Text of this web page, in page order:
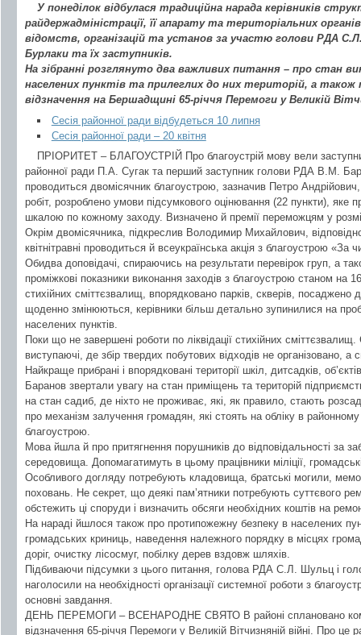
У понеділок відбулася традиційна нарада керівників
райдержадміністрації, її апарату та територіальних
відомств, організацій та установ за участю голови РДА
Бурлаки та їх заступників.
На зібранні розглянуто два важливих питання – про стан
населених пунктів та прилеглих до них територій, а також
відзначення на Бершадщині 65-річчя Перемоги у Великій
Сесія районної ради відбудеться 10 липня
Сесія районної ради – 20 квітня
ПРІОРИТЕТ – БЛАГОУСТРІЙ Про благоустрій мову вели
районної ради П.А. Сугак та перший заступник голови РДА В.М.
проводиться двомісячник благоустрою, зазначив Петро Андрійович,
робіт, розроблено умови підсумкового оцінювання (22 пункти), яке
шкалою по кожному заходу. Визначено й премії переможцям у
Окрім двомісячника, підкреслив Володимир Михайлович,
квітнітравні проводиться й всеукраїнська акція з благоустрою «За
Обидва доповідачі, спираючись на результати перевірок груп, а
проміжкові показники виконання заходів з благоустрою станом на
стихійних сміттєзвалищ, впорядковано парків, скверів, посаджено
щоденно змінюються, керівники більш детально зупинилися на
населених пунктів.
Поки що не завершені роботи по ліквідації стихійних
виступаючі, де збір твердих побутових відходів не організовано, а
Найкраще прибрані і впорядковані території шкіл, дитсадків,
Баранов звертали увагу на стан приміщень та територій
на стан садиб, де ніхто не проживає, які, як правило, стають
про механізм залучення громадян, які стоять на обліку в районному
благоустрою.
Мова йшла й про притягнення порушників до відповідальності за
середовища. Допомагатимуть в цьому працівники міліції,
Особливого догляду потребують кладовища, братські могили,
поховань. Не секрет, що деякі пам’ятники потребують суттєвого
обстежить ці споруди і визначить обсяги необхідних коштів на
На нараді йшлося також про протипожежну безпеку в населених
громадських криниць, наведення належного порядку в місцях
доріг, очистку лісосмуг, побілку дерев вздовж шляхів.
Підбиваючи підсумки з цього питання, голова РДА С.Л. Шульц і
наголосили на необхідності організації системної роботи з
основні завдання.
ДЕНЬ ПЕРЕМОГИ – ВСЕНАРОДНЕ СВЯТО В районі сплановано
відзначення 65-річчя Перемоги у Великій Вітчизняній війні. Про це